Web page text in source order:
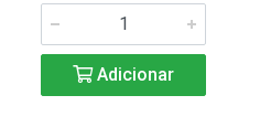
Adicionar